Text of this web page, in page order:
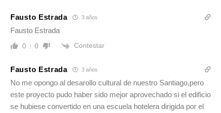
Fausto Estrada 3 años
Fausto Estrada
0 0 Contestar
Fausto Estrada 3 años
No me opongo al desarollo cultural de nuestro Santiago,pero
este proyecto pudo haber sido mejor aprovechado si el edificio
se hubiese convertido en una escuela hotelera dirigida por el